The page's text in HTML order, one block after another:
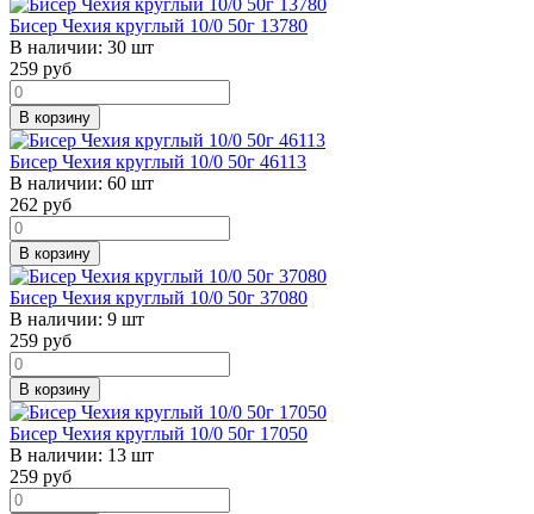
Бисер Чехия круглый 10/0 50г 13780
В наличии: 30 шт
259 руб
В корзину
Бисер Чехия круглый 10/0 50г 46113
В наличии: 60 шт
262 руб
В корзину
Бисер Чехия круглый 10/0 50г 37080
В наличии: 9 шт
259 руб
В корзину
Бисер Чехия круглый 10/0 50г 17050
В наличии: 13 шт
259 руб